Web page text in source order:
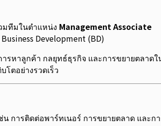
มทีมในตำแหน่ง Management Associate
Development (BD)
รหาลูกค้า กลยุทธ์ธุรกิจ และการขยายตลาดใ
ตอย่างรวดเร็ว
น การติดต่อพาร์ทเนอร์ การขยายตลาด และก